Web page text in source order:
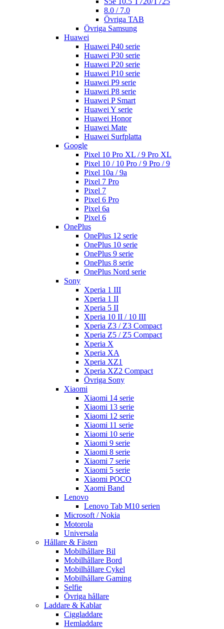
8.0 / 7.0
Övriga TAB
Övriga Samsung
Huawei
Huawei P40 serie
Huawei P30 serie
Huawei P20 serie
Huawei P10 serie
Huawei P9 serie
Huawei P8 serie
Huawei P Smart
Huawei Y serie
Huawei Honor
Huawei Mate
Huawei Surfplatta
Google
Pixel 10 Pro XL / 9 Pro XL
Pixel 10 / 10 Pro / 9 Pro / 9
Pixel 10a / 9a
Pixel 7 Pro
Pixel 7
Pixel 6 Pro
Pixel 6a
Pixel 6
OnePlus
OnePlus 12 serie
OnePlus 10 serie
OnePlus 9 serie
OnePlus 8 serie
OnePlus Nord serie
Sony
Xperia 1 III
Xperia 1 II
Xperia 5 II
Xperia 10 II / 10 III
Xperia Z3 / Z3 Compact
Xperia Z5 / Z5 Compact
Xperia X
Xperia XA
Xperia XZ1
Xperia XZ2 Compact
Övriga Sony
Xiaomi
Xiaomi 14 serie
Xiaomi 13 serie
Xiaomi 12 serie
Xiaomi 11 serie
Xiaomi 10 serie
Xiaomi 9 serie
Xiaomi 8 serie
Xiaomi 7 serie
Xiaomi 5 serie
Xiaomi POCO
Xaomi Band
Lenovo
Lenovo Tab M10 serien
Microsoft / Nokia
Motorola
Universala
Hållare & Fästen
Mobilhållare Bil
Mobilhållare Bord
Mobilhållare Cykel
Mobilhållare Gaming
Selfie
Övriga hållare
Laddare & Kablar
Ciggladdare
Hemladdare